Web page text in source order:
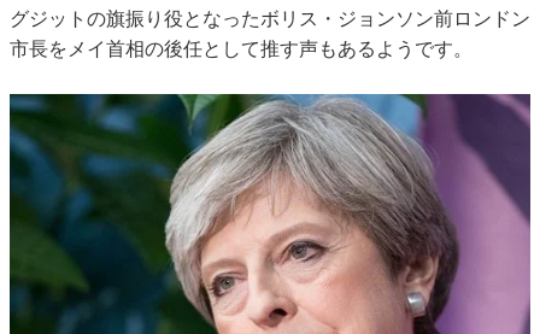
グジットの旗振り役となったボリス・ジョンソン前ロンドン
市長をメイ首相の後任として推す声もあるようです。